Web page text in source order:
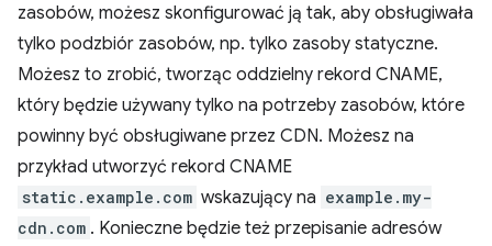
zasobów, możesz skonfigurować ją tak, aby obsługiwała
tylko podzbiór zasobów, np. tylko zasoby statyczne.
Możesz to zrobić, tworząc oddzielny rekord CNAME,
który będzie używany tylko na potrzeby zasobów, które
powinny być obsługiwane przez CDN. Możesz na
przykład utworzyć rekord CNAME
static.example.com wskazujący na example.my-
cdn.com . Konieczne będzie też przepisanie adresów